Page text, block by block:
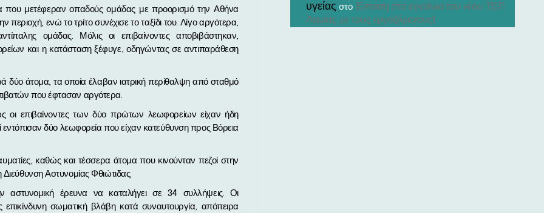
μετέφεραν οπαδούς ομάδας με προορισμό την Αθήνα
ενώ το τρίτο συνέχισε το ταξίδι του. Λίγο αργότερα,
ομάδας. Μόλις οι επιβαίνοντες αποβιβάστηκαν,
και η κατάσταση ξέφυγε, οδηγώντας σε αντιπαράθεση
δύο άτομα, τα οποία έλαβαν ιατρική περίθαλψη από σταθμό
που έφτασαν αργότερα.
οι επιβαίνοντες των δύο πρώτων λεωφορείων είχαν ήδη
δύο λεωφορεία που είχαν κατεύθυνση προς Βόρεια
καθώς και τέσσερα άτομα που κινούνταν πεζοί στην
Αστυνομίας Φθιώτιδας.
αστυνομική έρευνα να καταλήγει σε 34 συλλήψεις. Οι
επικίνδυνη σωματική βλάβη κατά συναυτουργία, απόπειρα
υγείας στο Ένταση στα εγκαίνια του νέου ΤΕΠ
Λαμίας με τους εργαζόμενους!